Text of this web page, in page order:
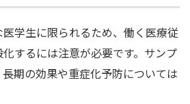
学生に限られるため、働く医療従
するには注意が必要です。サンプ
期の効果や重症化予防については